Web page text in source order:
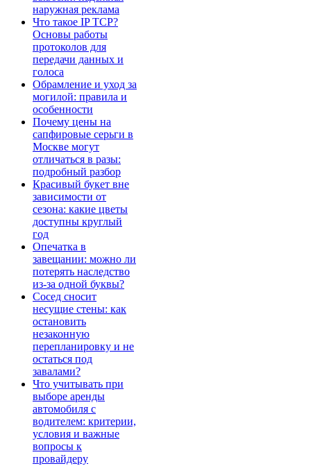
наружная реклама
Что такое IP TCP?
Основы работы
протоколов для
передачи данных и
голоса
Обрамление и уход за
могилой: правила и
особенности
Почему цены на
сапфировые серьги в
Москве могут
отличаться в разы:
подробный разбор
Красивый букет вне
зависимости от
сезона: какие цветы
доступны круглый
год
Опечатка в
завещании: можно ли
потерять наследство
из-за одной буквы?
Сосед сносит
несущие стены: как
остановить
незаконную
перепланировку и не
остаться под
завалами?
Что учитывать при
выборе аренды
автомобиля с
водителем: критерии,
условия и важные
вопросы к
провайдеру